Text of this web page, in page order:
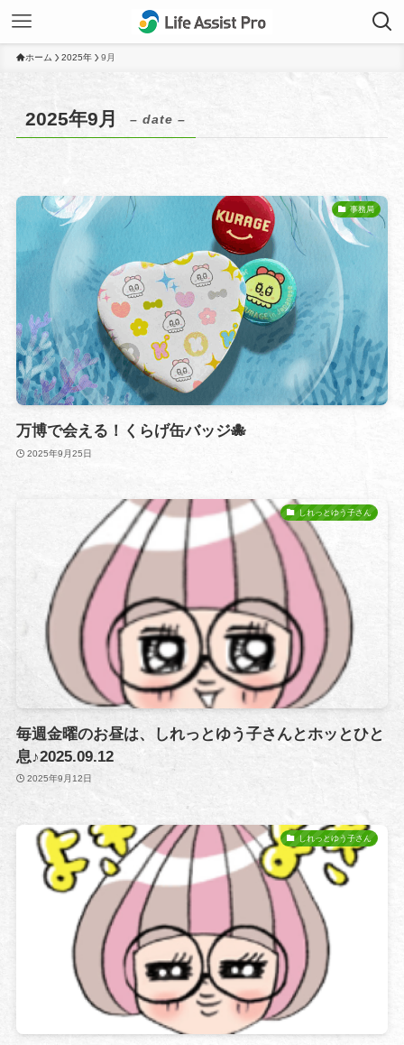
ホーム 2025年 9月
2025年9月 – date –
事務局
万博で会える！くらげ缶バッジ🐙
2025年9月25日
しれっとゆう子さん
毎週金曜のお昼は、しれっとゆう子さんとホッとひと
息♪2025.09.12
2025年9月12日
しれっとゆう子さん